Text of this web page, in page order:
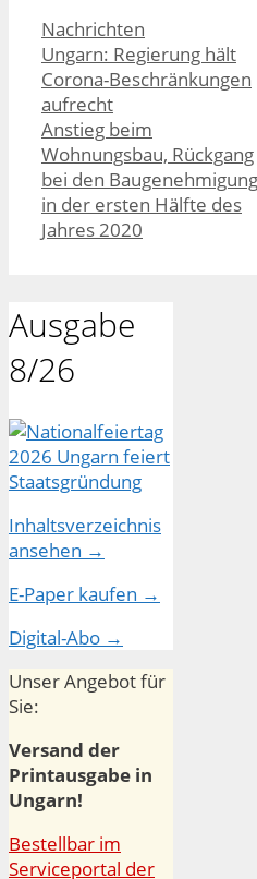
Kategorien
Nachrichten
Ungarn: Regierung hält
Corona-Beschränkungen
aufrecht
Anstieg beim
Wohnungsbau, Rückgang
bei den
in der ersten Hälfte des
Jahres 2020
Ausgabe
8/26
Inhaltsverzeichnis
ansehen →
E-Paper kaufen →
Digital-Abo →
Unser Angebot für
Sie:
Versand der
Printausgabe in
Ungarn!
Bestellbar im
Serviceportal der